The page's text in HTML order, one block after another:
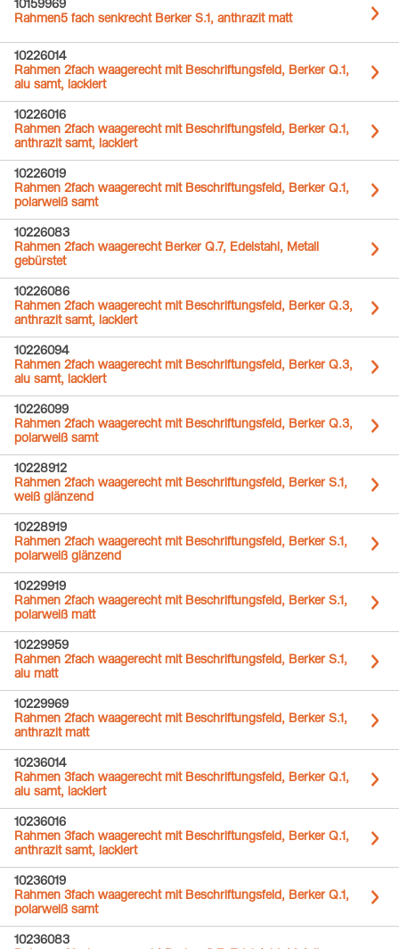
10159969
Rahmen5 fach senkrecht Berker S.1, anthrazit matt
10226014
Rahmen 2fach waagerecht mit Beschriftungsfeld, Berker Q.1,
alu samt, lackiert
10226016
Rahmen 2fach waagerecht mit Beschriftungsfeld, Berker Q.1,
anthrazit samt, lackiert
10226019
Rahmen 2fach waagerecht mit Beschriftungsfeld, Berker Q.1,
polarweiß samt
10226083
Rahmen 2fach waagerecht Berker Q.7, Edelstahl, Metall
gebürstet
10226086
Rahmen 2fach waagerecht mit Beschriftungsfeld, Berker Q.3,
anthrazit samt, lackiert
10226094
Rahmen 2fach waagerecht mit Beschriftungsfeld, Berker Q.3,
alu samt, lackiert
10226099
Rahmen 2fach waagerecht mit Beschriftungsfeld, Berker Q.3,
polarweiß samt
10228912
Rahmen 2fach waagerecht mit Beschriftungsfeld, Berker S.1,
weiß glänzend
10228919
Rahmen 2fach waagerecht mit Beschriftungsfeld, Berker S.1,
polarweiß glänzend
10229919
Rahmen 2fach waagerecht mit Beschriftungsfeld, Berker S.1,
polarweiß matt
10229959
Rahmen 2fach waagerecht mit Beschriftungsfeld, Berker S.1,
alu matt
10229969
Rahmen 2fach waagerecht mit Beschriftungsfeld, Berker S.1,
anthrazit matt
10236014
Rahmen 3fach waagerecht mit Beschriftungsfeld, Berker Q.1,
alu samt, lackiert
10236016
Rahmen 3fach waagerecht mit Beschriftungsfeld, Berker Q.1,
anthrazit samt, lackiert
10236019
Rahmen 3fach waagerecht mit Beschriftungsfeld, Berker Q.1,
polarweiß samt
10236083